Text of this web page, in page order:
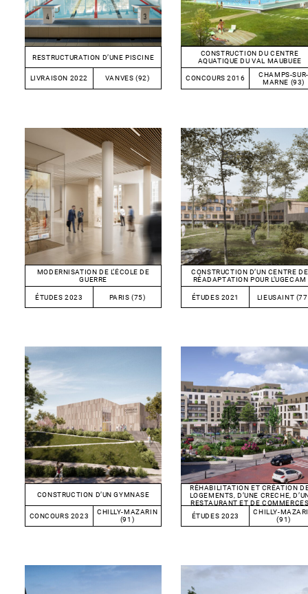
RESTRUCTURATION D’UNE PISCINE
LIVRAISON 2022 VANVES (92)
CONSTRUCTION DU CENTRE
AQUATIQUE DU VAL MAUBUEE
CONCOURS 2016
CHAMPS-SUR-
MARNE (93)
MODERNISATION DE L’ÉCOLE DE
GUERRE
ÉTUDES 2023 PARIS (75)
CONSTRUCTION D’UN CENTRE DE
RÉADAPTATION POUR L’UGECAM
ÉTUDES 2021 LIEUSAINT
CONSTRUCTION D’UN GYMNASE
CONCOURS 2023
CHILLY-MAZARIN
(91)
RÉHABILITATION ET CRÉATION
LOGEMENTS, D’UNE CRECHE,
RESTAURANT ET DE
ÉTUDES 2023
CHILLY-
(91)